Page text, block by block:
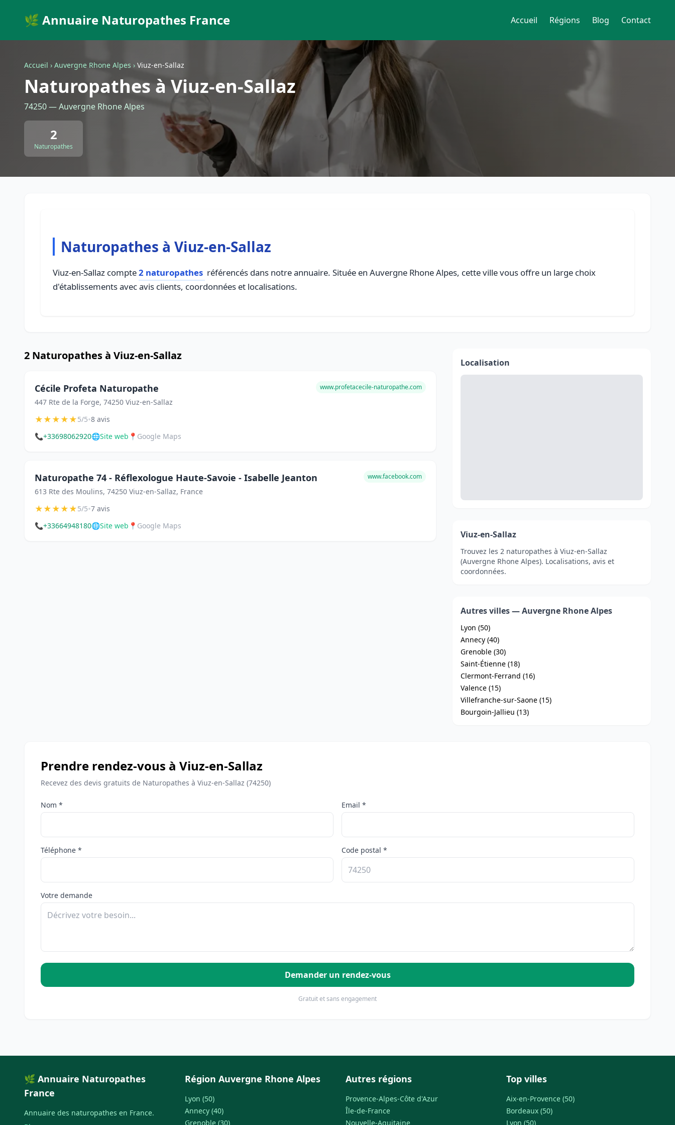
🌿 Annuaire Naturopathes France Accueil Régions Blog Contact
Accueil › Auvergne Rhone Alpes › Viuz-en-Sallaz
Naturopathes à Viuz-en-Sallaz
74250 — Auvergne Rhone Alpes
2
Naturopathes
Naturopathes à Viuz-en-Sallaz
Viuz-en-Sallaz compte2 naturopathes référencés dans notre annuaire. Située en Auvergne Rhone Alpes, cette ville vous offre un large choix
d'établissements avec avis clients, coordonnées et localisations.
2 Naturopathes à Viuz-en-Sallaz
Cécile Profeta Naturopathe
447 Rte de la Forge, 74250 Viuz-en-Sallaz
www.profetacecile-naturopathe.com
★★★★★5/5•8 avis
📞+33698062920🌐Site web 📍 Google Maps
Naturopathe 74 - Réflexologue Haute-Savoie - Isabelle Jeanton
613 Rte des Moulins, 74250 Viuz-en-Sallaz, France
www.facebook.com
★★★★★5/5•7 avis
📞+33664948180🌐Site web 📍 Google Maps
Localisation
Viuz-en-Sallaz
Trouvez les 2 naturopathes à Viuz-en-Sallaz
(Auvergne Rhone Alpes). Localisations, avis et
coordonnées.
Autres villes — Auvergne Rhone Alpes
Lyon (50)
Annecy (40)
Grenoble (30)
Saint-Étienne (18)
Clermont-Ferrand (16)
Valence (15)
Villefranche-sur-Saone (15)
Bourgoin-Jallieu (13)
Prendre rendez-vous à Viuz-en-Sallaz
Recevez des devis gratuits de Naturopathes à Viuz-en-Sallaz (74250)
Nom * Email *
Téléphone * Code postal *
Votre demande
Demander un rendez-vous
Gratuit et sans engagement
🌿 Annuaire Naturopathes
France
Annuaire des naturopathes en France.
Région Auvergne Rhone Alpes
Lyon (50)
Annecy (40)
Grenoble (30)
Autres régions
Provence-Alpes-Côte d'Azur
Île-de-France
Nouvelle-Aquitaine
Top villes
Aix-en-Provence (50)
Bordeaux (50)
Lyon (50)